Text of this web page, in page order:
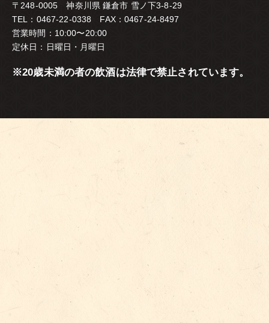
〒248-0005 神奈川県 鎌倉市 雪ノ下3-8-29
TEL：0467-22-0338 FAX：0467-24-8497
営業時間：10:00〜20:00
定休日：日曜日・月曜日
※20歳未満の者の飲酒は法律で禁止されています。